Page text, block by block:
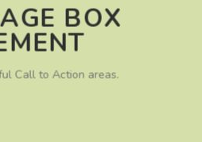
BOX
Call to Action areas.